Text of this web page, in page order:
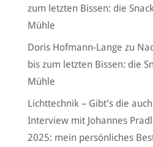
zum letzten Bissen: die
Mühle
Doris Hofmann-Lange zu
bis zum letzten Bissen: die
Mühle
Lichttechnik – Gibt’s die
Interview mit Johannes
2025: mein persönliches